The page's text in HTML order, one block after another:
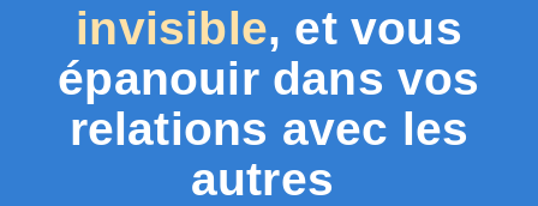
invisible, et vous
épanouir dans vos
relations avec les
autres